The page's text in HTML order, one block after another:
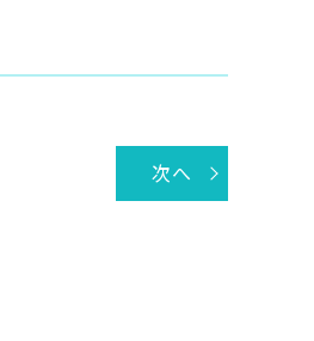
次へ